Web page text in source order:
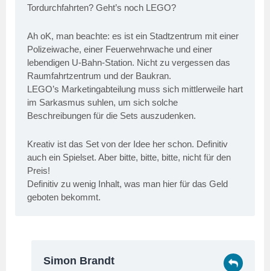
Tordurchfahrten? Geht’s noch LEGO?
Ah oK, man beachte: es ist ein Stadtzentrum mit einer
Polizeiwache, einer Feuerwehrwache und einer
lebendigen U-Bahn-Station. Nicht zu vergessen das
Raumfahrtzentrum und der Baukran.
LEGO’s Marketingabteilung muss sich mittlerweile hart
im Sarkasmus suhlen, um sich solche
Beschreibungen für die Sets auszudenken.
Kreativ ist das Set von der Idee her schon. Definitiv
auch ein Spielset. Aber bitte, bitte, bitte, nicht für den
Preis!
Definitiv zu wenig Inhalt, was man hier für das Geld
geboten bekommt.
Simon Brandt